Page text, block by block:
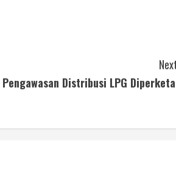
Distribusi LPG